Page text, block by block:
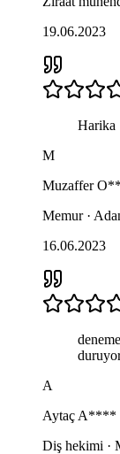
19.06.2023
Harika
M
Muzaffer
Memur ·
16.06.2023
A
Aytaç A****
Diş hekimi ·